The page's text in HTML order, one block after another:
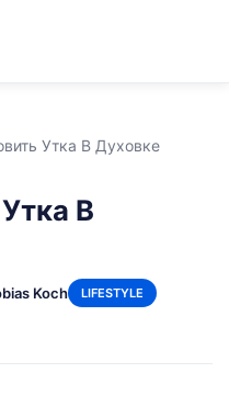
Утка В Духовке
В
Koch LIFESTYLE